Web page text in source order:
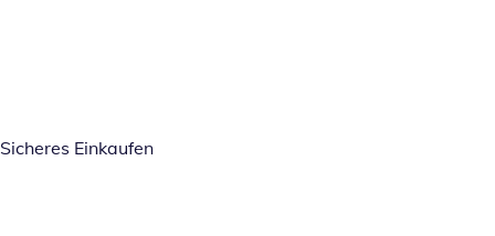
Sicheres Einkaufen